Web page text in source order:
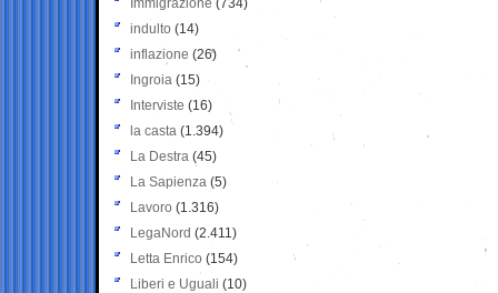
Immigrazione (734)
indulto (14)
inflazione (26)
Ingroia (15)
Interviste (16)
la casta (1.394)
La Destra (45)
La Sapienza (5)
Lavoro (1.316)
LegaNord (2.411)
Letta Enrico (154)
Liberi e Uguali (10)